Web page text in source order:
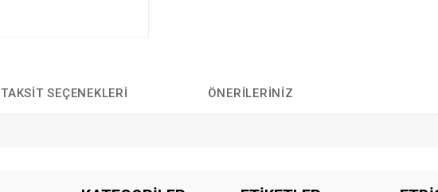
TAKSIT SEÇENEKLERI ÖNERILERINIZ